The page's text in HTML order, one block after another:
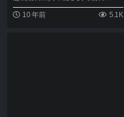
10 年前 5.1K